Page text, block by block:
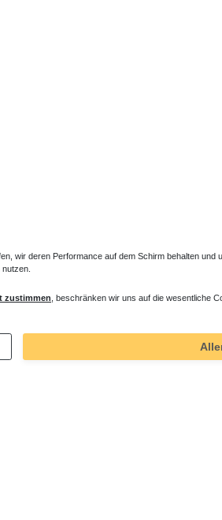
wir deren Performance auf dem Schirm behalten und
zustimmen , beschränken wir uns auf die wesentliche